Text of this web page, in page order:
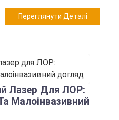
Переглянути Деталі
Лазер Для ЛОР:
Малоінвазивний